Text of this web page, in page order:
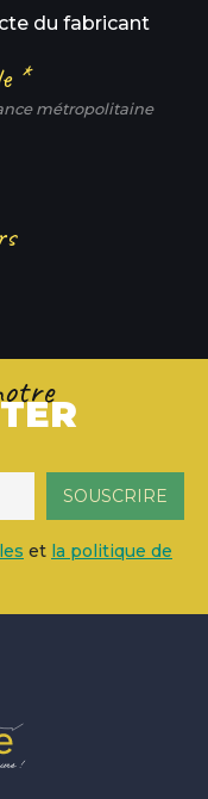
du fabricant
*
métropolitaine
et la politique de